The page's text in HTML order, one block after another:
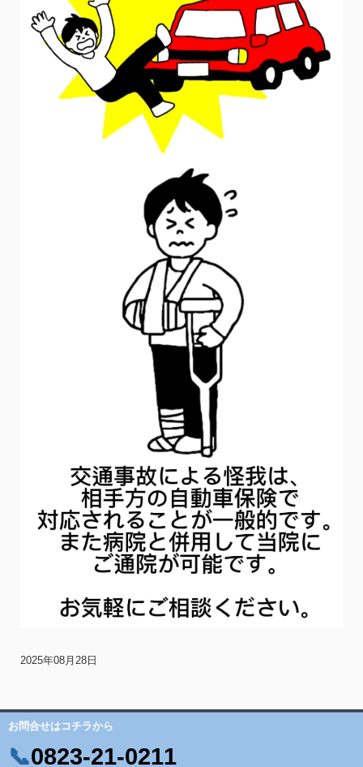
2025年08月28日
お問合せはコチラから
📞0823-21-0211